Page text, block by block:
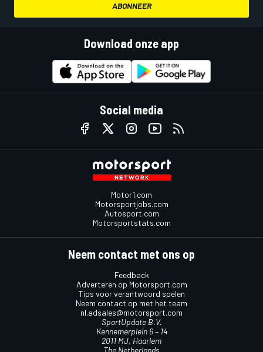
ABONNEER
Download onze app
Social media
Motor1.com
Motorsportjobs.com
Autosport.com
Motorsportstats.com
Neem contact met ons op
Feedback
Adverteren op Motorsport.com
Tips voor verantwoord spelen
Neem contact op met het team
nl.adsales@motorsport.com
SportUpdate B.V.
Kennemerplein 6 – 14
2011 MJ, Haarlem
The Netherlands